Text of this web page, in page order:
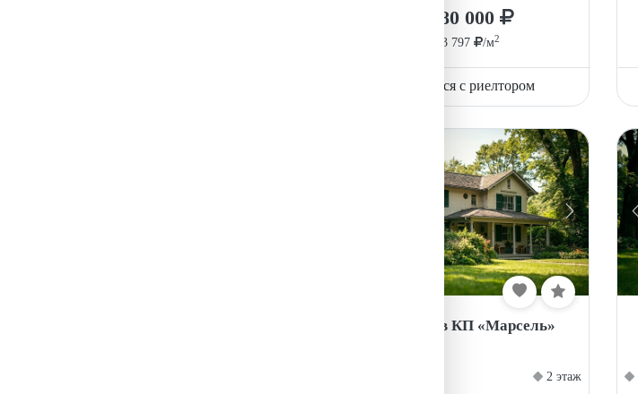
9 780 000
123 797 /м2
Связаться с риелтором
Таунхаус в КП «Марсель»
2 этаж